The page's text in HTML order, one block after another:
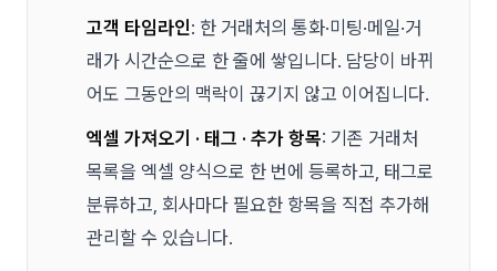
고객 타임라인: 한 거래처의 통화·미팅·메일·거
래가 시간순으로 한 줄에 쌓입니다. 담당이 바뀌
어도 그동안의 맥락이 끊기지 않고 이어집니다.
엑셀 가져오기 · 태그 · 추가 항목: 기존 거래처
목록을 엑셀 양식으로 한 번에 등록하고, 태그로
분류하고, 회사마다 필요한 항목을 직접 추가해
관리할 수 있습니다.